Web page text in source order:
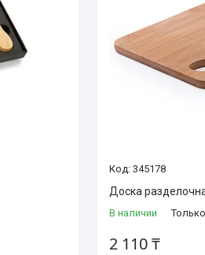
345178
Доска
В наличии
2 110 ₸